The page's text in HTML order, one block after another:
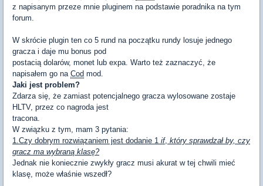
z napisanym przeze mnie pluginem na podstawie poradnika na tym
forum.
W skrócie plugin ten co 5 rund na początku rundy losuje jednego
gracza i daje mu bonus pod
postacią dolarów, monet lub expa. Warto też zaznaczyć, że
napisałem go na Cod mod.
Jaki jest problem?
Zdarza się, że zamiast potencjalnego gracza wylosowane zostaje
HLTV, przez co nagroda jest
tracona.
W związku z tym, mam 3 pytania:
1.Czy dobrym rozwiązaniem jest dodanie 1 if, który sprawdzał by, czy
gracz ma wybraną klasę?
Jednak nie koniecznie zwykły gracz musi akurat w tej chwili mieć
klasę, może właśnie wszedł?